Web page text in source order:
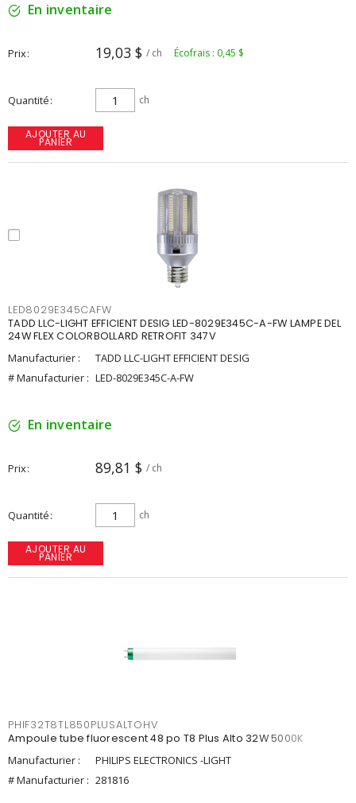
En inventaire
Prix 19,03 $ / ch Écofrais : 0,45 $
Quantité ch
AJOUTER AU
PANIER
LED8029E345CAFW
TADD LLC-LIGHT EFFICIENT DESIG LED-8029E345C-A-FW LAMPE DEL
24W FLEX COLORBOLLARD RETROFIT 347V
Manufacturier :
TADD LLC-LIGHT EFFICIENT DESIG
# Manufacturier : LED-8029E345C-A-FW
En inventaire
Prix 89,81 $ / ch
Quantité ch
AJOUTER AU
PANIER
PHIF32T8TL850PLUSALTOHV
Ampoule tube fluorescent 48 po T8 Plus Alto 32W 5000K
Manufacturier :
PHILIPS ELECTRONICS -LIGHT
# Manufacturier : 281816